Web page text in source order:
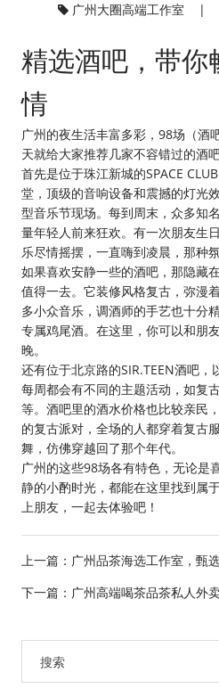
广州大圈高端工作室
精选酒吧，带你
情
广州的夜生活丰富多彩，98场（酒
天就给大家推荐几家不容错过的酒
首先是位于珠江新城的SPACE
堂，顶级的音响设备和震撼的灯光
型音乐节现场。每到周末，众多知
量年轻人前来狂欢。有一次朋友生
乐尽情摇摆，一直嗨到凌晨，那种
如果喜欢安静一些的酒吧，那隐藏
值得一去。它装修风格复古，弥漫
多小众音乐，调酒师的手艺也十分
专属鸡尾酒。在这里，你可以和朋
晚。
还有位于北京路的SIR.TEEN酒吧，
每周都会有不同的主题活动，如复
等。酒吧里的酒水价格也比较亲民
的复古派对，全场的人都穿着复古
舞，仿佛穿越回了那个年代。
广州的这些98场各有特色，无论是
静的小酌时光，都能在这里找到属
上朋友，一起去体验吧！
上一篇： 广州品茶海选工作室，甄
下一篇： 广州高端喝茶品茶私人外